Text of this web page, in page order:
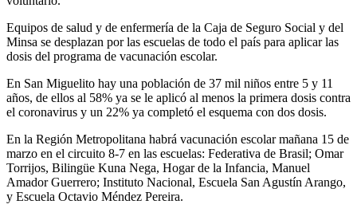
Equipos de salud y de enfermería de la Caja de Seguro Social y del
Minsa se desplazan por las escuelas de todo el país para aplicar las
dosis del programa de vacunación escolar.
En San Miguelito hay una población de 37 mil niños entre 5 y 11
años, de ellos al 58% ya se le aplicó al menos la primera dosis contra
el coronavirus y un 22% ya completó el esquema con dos dosis.
En la Región Metropolitana habrá vacunación escolar mañana 15 de
marzo en el circuito 8-7 en las escuelas: Federativa de Brasil; Omar
Torrijos, Bilingüe Kuna Nega, Hogar de la Infancia, Manuel
Amador Guerrero; Instituto Nacional, Escuela San Agustín Arango,
y Escuela Octavio Méndez Pereira.